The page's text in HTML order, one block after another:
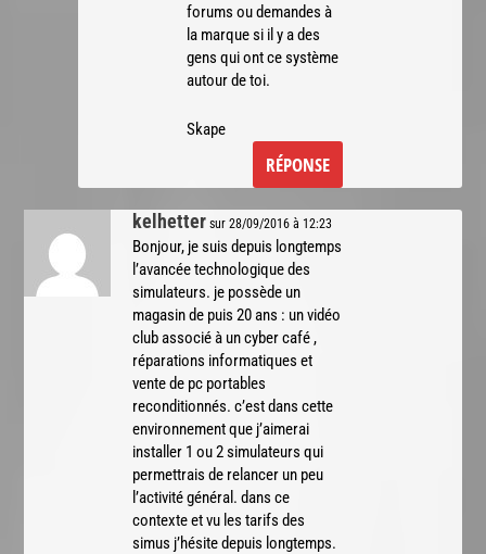
forums ou demandes à
la marque si il y a des
gens qui ont ce système
autour de toi.
Skape
RÉPONSE
kelhetter sur 28/09/2016 à 12:23
Bonjour, je suis depuis longtemps
l’avancée technologique des
simulateurs. je possède un
magasin de puis 20 ans : un vidéo
club associé à un cyber café ,
réparations informatiques et
vente de pc portables
reconditionnés. c’est dans cette
environnement que j’aimerai
installer 1 ou 2 simulateurs qui
permettrais de relancer un peu
l’activité général. dans ce
contexte et vu les tarifs des
simus j’hésite depuis longtemps.